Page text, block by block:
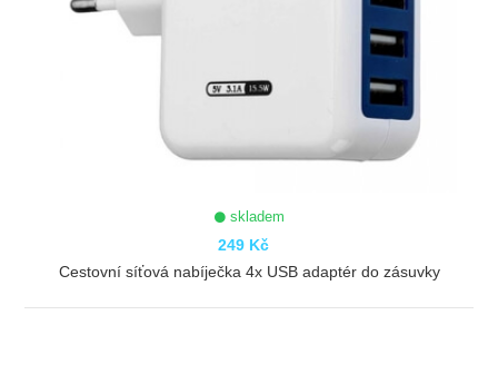
skladem
249 Kč
Cestovní síťová nabíječka 4x USB adaptér do zásuvky